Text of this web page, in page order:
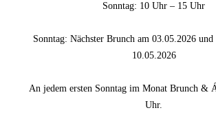
Sonntag: 10 Uhr – 15 Uhr
Sonntag: Nächster Brunch am 03.05.2026
10.05.2026
An jedem ersten Sonntag im Monat Brunch &
Uhr.